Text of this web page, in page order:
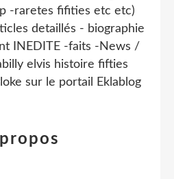
-raretes fifities etc etc)
detaillés - biographie
INEDITE -faits -News /
elvis histoire fifties
sur le portail Eklablog